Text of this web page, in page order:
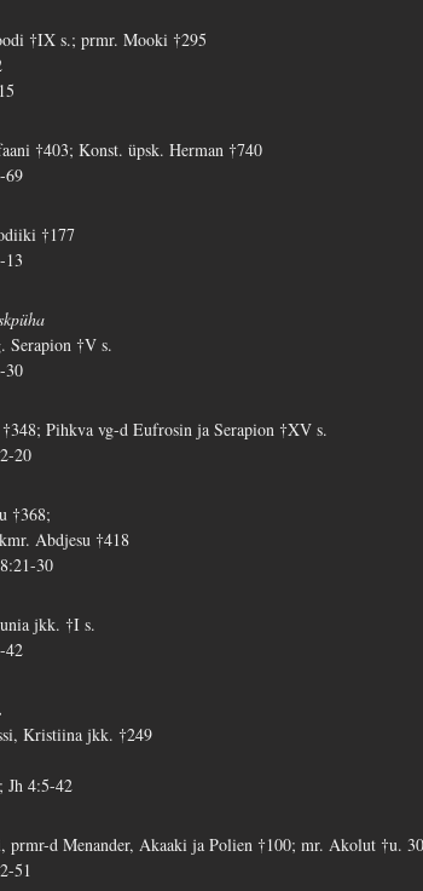
†IX s.; prmr. Mooki †295
†403; Konst. üpsk. Herman †740
69
†177
13
Serapion †V s.
30
Pihkva vg-d Eufrosin ja Serapion †XV s.
20
†368;
Abdjesu †418
30
jkk. †I s.
42
Kristiina jkk. †249
Jh 4:5-42
prmr-d Menander, Akaaki ja Polien †100; mr. Akolut †u.
51